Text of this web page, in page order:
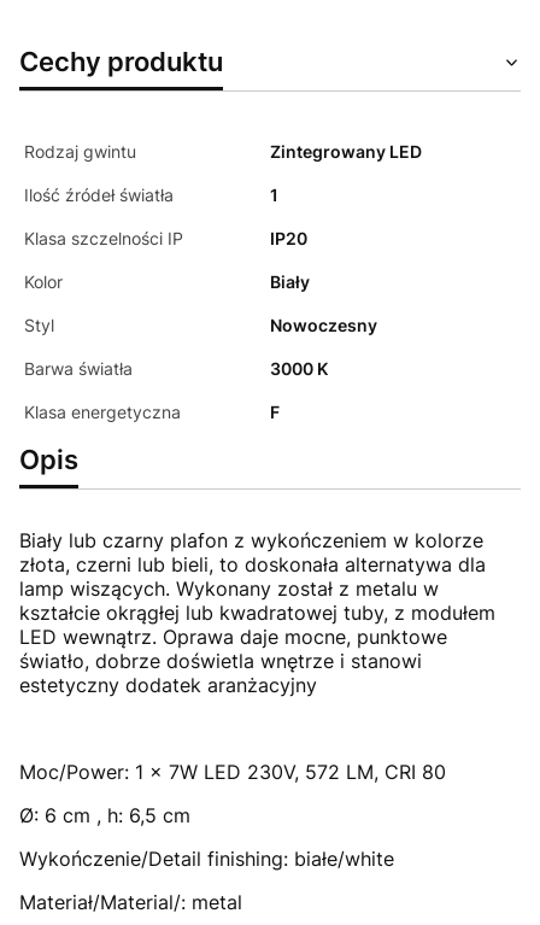
Cechy produktu
Rodzaj gwintu Zintegrowany LED
Ilość źródeł światła 1
Klasa szczelności IP IP20
Kolor Biały
Styl Nowoczesny
Barwa światła 3000 K
Klasa energetyczna F
Opis
Biały lub czarny plafon z wykończeniem w kolorze
złota, czerni lub bieli, to doskonała alternatywa dla
lamp wiszących. Wykonany został z metalu w
kształcie okrągłej lub kwadratowej tuby, z modułem
LED wewnątrz. Oprawa daje mocne, punktowe
światło, dobrze doświetla wnętrze i stanowi
estetyczny dodatek aranżacyjny
Moc/Power: 1 x 7W LED 230V, 572 LM, CRI 80
Ø: 6 cm , h: 6,5 cm
Wykończenie/Detail finishing: białe/white
Materiał/Material/: metal